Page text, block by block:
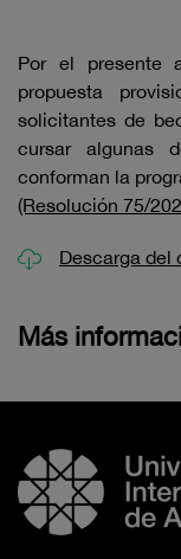
Por el presente
propuesta
solicitantes de
cursar algunas
conforman la
(Resolución 75/
Descarga del
Más